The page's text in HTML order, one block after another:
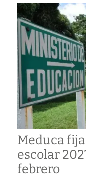
Meduca
escolar
febrero